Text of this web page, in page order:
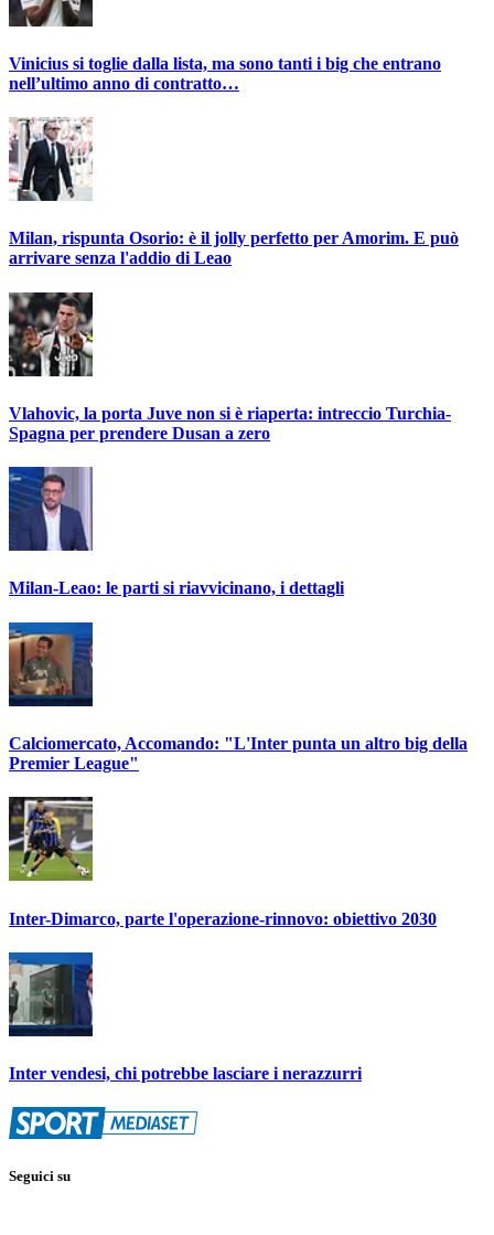
Vinicius si toglie dalla lista, ma sono tanti i big che entrano
nell’ultimo anno di contratto…
Milan, rispunta Osorio: è il jolly perfetto per Amorim. E può
arrivare senza l'addio di Leao
Vlahovic, la porta Juve non si è riaperta: intreccio Turchia-
Spagna per prendere Dusan a zero
Milan-Leao: le parti si riavvicinano, i dettagli
Calciomercato, Accomando: "L'Inter punta un altro big della
Premier League"
Inter-Dimarco, parte l'operazione-rinnovo: obiettivo 2030
Inter vendesi, chi potrebbe lasciare i nerazzurri
Seguici su